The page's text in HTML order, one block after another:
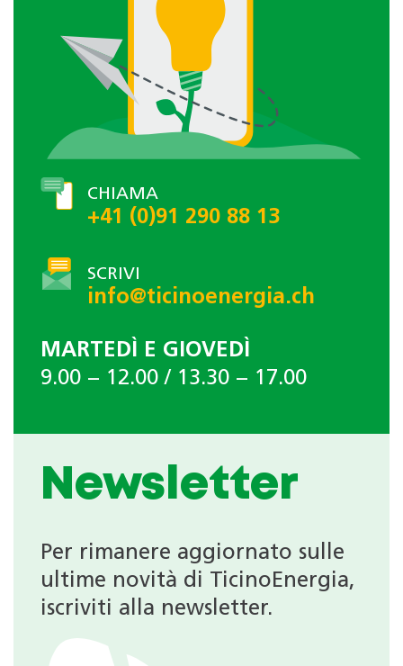
CHIAMA
+41 (0)91 290 88 13
SCRIVI
info@ticinoenergia.ch
MARTEDÌ E GIOVEDÌ
9.00 − 12.00 / 13.30 − 17.00
Newsletter
Per rimanere aggiornato sulle
ultime novità di TicinoEnergia,
iscriviti alla newsletter.